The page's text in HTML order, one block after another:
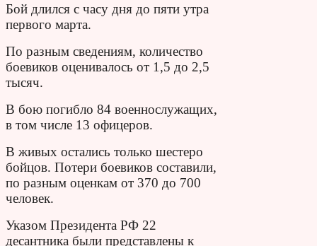
Бой длился с часу дня до пяти утра
первого марта.
По разным сведениям, количество
боевиков оценивалось от 1,5 до 2,5
тысяч.
В бою погибло 84 военнослужащих,
в том числе 13 офицеров.
В живых остались только шестеро
бойцов. Потери боевиков составили,
по разным оценкам от 370 до 700
человек.
Указом Президента РФ 22
десантника были представлены к